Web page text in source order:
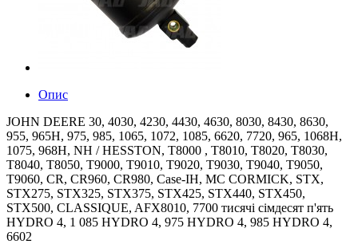
Опис
JOHN DEERE 30, 4030, 4230, 4430, 4630, 8030, 8430, 8630,
955, 965H, 975, 985, 1065, 1072, 1085, 6620, 7720, 965, 1068H,
1075, 968H, NH / HESSTON, T8000 , T8010, T8020, T8030,
T8040, T8050, T9000, T9010, T9020, T9030, T9040, T9050,
T9060, CR, CR960, CR980, Case-IH, MC CORMICK, STX,
STX275, STX325, STX375, STX425, STX440, STX450,
STX500, CLASSIQUE, AFX8010, 7700 тисячі сімдесят п'ять
HYDRO 4, 1 085 HYDRO 4, 975 HYDRO 4, 985 HYDRO 4,
6602